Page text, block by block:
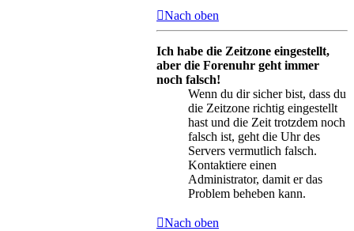
Nach oben
Ich habe die Zeitzone eingestellt,
aber die Forenuhr geht immer
noch falsch!
Wenn du dir sicher bist, dass du
die Zeitzone richtig eingestellt
hast und die Zeit trotzdem noch
falsch ist, geht die Uhr des
Servers vermutlich falsch.
Kontaktiere einen
Administrator, damit er das
Problem beheben kann.
Nach oben